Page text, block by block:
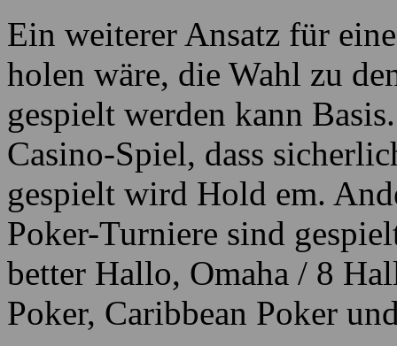
Ein weiterer Ansatz für
holen wäre, die Wahl zu
gespielt werden kann
Casino-Spiel, dass
gespielt wird Hold em.
Poker-Turniere sind
better Hallo, Omaha / 8
Poker, Caribbean Poker